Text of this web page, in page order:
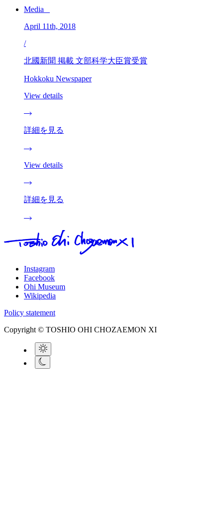
Media _
April 11th, 2018
/
北國新聞 掲載 文部科学大臣賞受賞
Hokkoku Newspaper
View details
詳細を見る
View details
詳細を見る
Instagram
Facebook
Ohi Museum
Wikipedia
Policy statement
Copyright © TOSHIO OHI CHOZAEMON XI